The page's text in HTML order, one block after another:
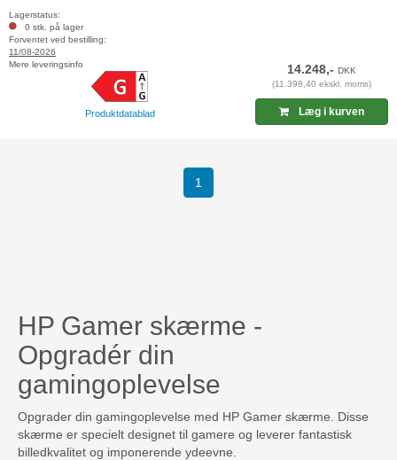
Lagerstatus:
0 stk. på lager
Forventet ved bestilling:
11/08-2026
Mere leveringsinfo
Produktdatablad
14.248,-DKK
(11.398,40 ekskl. moms)
Læg i kurven
1
HP Gamer skærme -
Opgradér din
gamingoplevelse
Opgrader din gamingoplevelse med HP Gamer skærme. Disse
skærme er specielt designet til gamere og leverer fantastisk
billedkvalitet og imponerende ydeevne.